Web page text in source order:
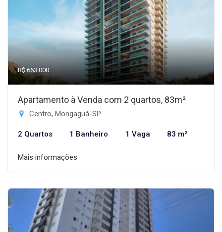
R$ 663.000
Apartamento à Venda com 2 quartos, 83m²
Centro, Mongaguá-SP
2 Quartos 1 Banheiro 1 Vaga 83 m²
Mais informações